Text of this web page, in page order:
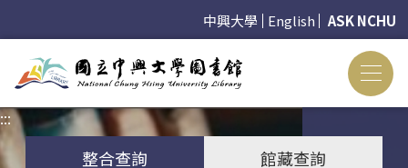
中興大學 English ASK NCHU
:::
整合查詢
館藏查詢